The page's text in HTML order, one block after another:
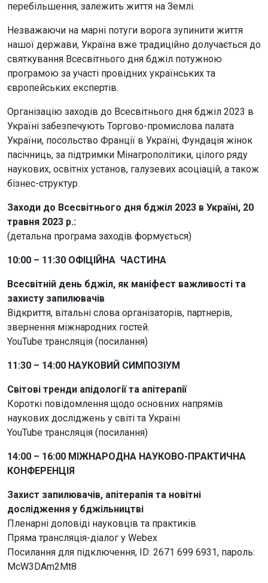
перебільшення, залежить життя на Землі.
Незважаючи на марні потуги ворога зупинити життя
нашої держави, Україна вже традиційно долучається до
святкування Всесвітнього дня бджіл потужною
програмою за участі провідних українських та
європейських експертів.
Організацію заходів до Всесвітнього дня бджіл 2023 в
Україні забезпечують Торгово-промислова палата
України, посольство Франції в Україні, Фундація жінок
пасічниць, за підтримки Мінагрополітики, цілого ряду
наукових, освітніх установ, галузевих асоціацій, а також
бізнес-структур.
Заходи до Всесвітнього дня бджіл 2023 в Україні, 20
травня 2023 р.:
(детальна програма заходів формується)
10:00 – 11:30 ОФІЦІЙНА ЧАСТИНА
Всесвітній день бджіл, як маніфест важливості та
захисту запилювачів
Відкриття, вітальні слова організаторів, партнерів,
звернення міжнародних гостей.
YouTube трансляція (посилання)
11:30 – 14:00 НАУКОВИЙ СИМПОЗІУМ
Світові тренди апідології та апітерапії
Короткі повідомлення щодо основних напрямів
наукових досліджень у світі та Україні
YouTube трансляція (посилання)
14:00 – 16:00 МІЖНАРОДНА НАУКОВО-ПРАКТИЧНА
КОНФЕРЕНЦІЯ
Захист запилювачів, апітерапія та новітні
дослідження у бджільництві
Пленарні доповіді науковців та практиків
Пряма трансляція-діалог у Webex
Посилання для підключення, ID: 2671 699 6931, пароль:
McW3DAm2Mt8